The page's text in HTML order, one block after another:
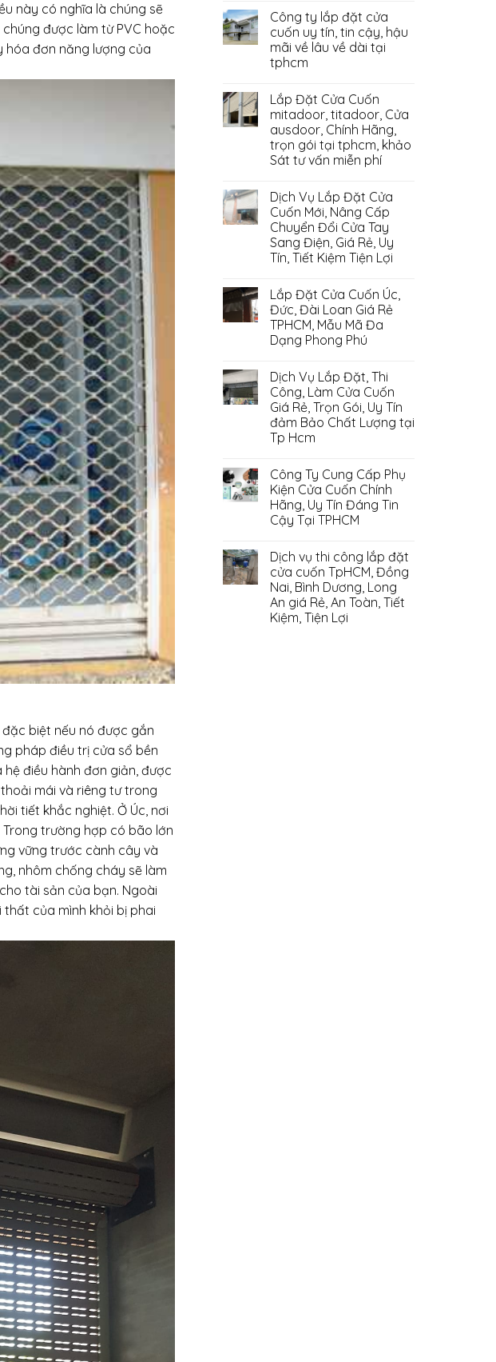
Công ty lắp đặt cửa
cuốn uy tín, tin cậy, hậu
mãi về lâu về dài tại
tphcm
Lắp Đặt Cửa Cuốn
mitadoor, titadoor, Cửa
ausdoor, Chính Hãng,
trọn gói tại tphcm, khảo
Sát tư vấn miễn phí
Dịch Vụ Lắp Đặt Cửa
Cuốn Mới, Nâng Cấp
Chuyển Đổi Cửa Tay
Sang Điện, Giá Rẻ, Uy
Tín, Tiết Kiệm Tiện Lợi
Lắp Đặt Cửa Cuốn Úc,
Đức, Đài Loan Giá Rẻ
TPHCM, Mẫu Mã Đa
Dạng Phong Phú
Dịch Vụ Lắp Đặt, Thi
Công, Làm Cửa Cuốn
Giá Rẻ, Trọn Gói, Uy Tín
đảm Bảo Chất Lượng tại
Tp Hcm
Công Ty Cung Cấp Phụ
Kiện Cửa Cuốn Chính
Hãng, Uy Tín Đáng Tin
Cậy Tại TPHCM
Dịch vụ thi công lắp đặt
cửa cuốn TpHCM, Đồng
Nai, Bình Dương, Long
An giá Rẻ, An Toàn, Tiết
Kiệm, Tiện Lợi
này có nghĩa là chúng sẽ
được làm từ PVC hoặc
hóa đơn năng lượng của
biệt nếu nó được gắn
pháp điều trị cửa sổ bền
điều hành đơn giản, được
mái và riêng tư trong
tiết khắc nghiệt. Ở Úc, nơi
trường hợp có bão lớn
vững trước cành cây và
nhôm chống cháy sẽ làm
tài sản của bạn. Ngoài
của mình khỏi bị phai